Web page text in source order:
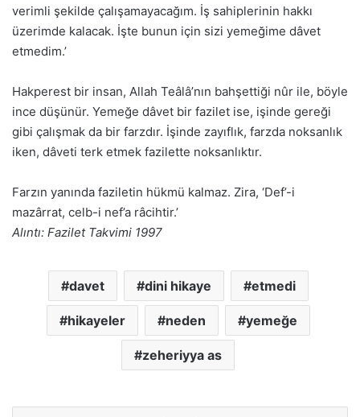
verimli şekilde çalışamayacağım. İş sahiplerinin hakkı
üzerimde kalacak. İşte bunun için sizi yemeğime dâvet
etmedim.’
Hakperest bir insan, Allah Teâlâ’nın bahşettiği nûr ile, böyle
ince düşünür. Yemeğe dâvet bir fazilet ise, işinde gereği
gibi çalışmak da bir farzdır. İşinde zayıflık, farzda noksanlık
iken, dâveti terk etmek fazilette noksanlıktır.
Farzın yanında faziletin hükmü kalmaz. Zira, ‘Def’-i
mazârrat, celb-i nef’a râcihtir.’
Alıntı: Fazilet Takvimi 1997
davet dini hikaye etmedi
hikayeler neden yemeğe
zeheriyya as